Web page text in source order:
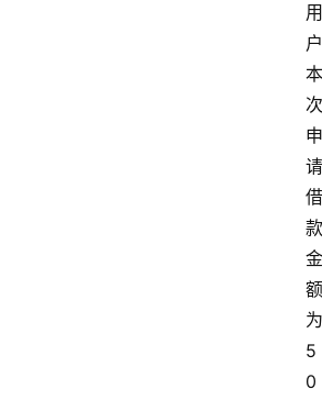
用
户
本
次
申
请
借
款
金
额
为
5
0